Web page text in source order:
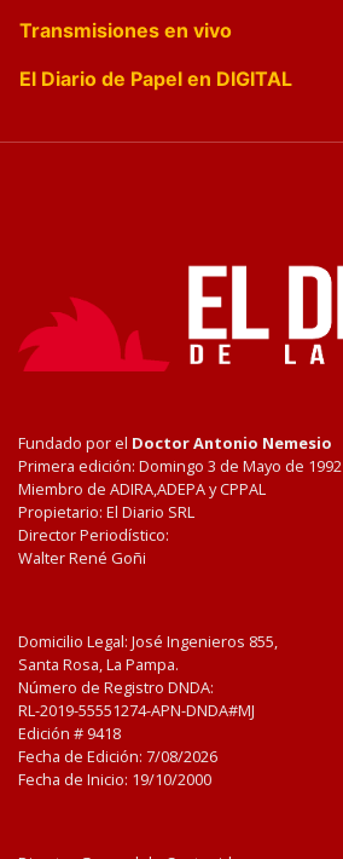
Transmisiones en vivo
El Diario de Papel en DIGITAL
Fundado por el Doctor Antonio Nemesio
Primera edición: Domingo 3 de Mayo de 1992
Miembro de ADIRA,ADEPA y CPPAL
Propietario: El Diario SRL
Director Periodístico:
Walter René Goñi
Domicilio Legal: José Ingenieros 855,
Santa Rosa, La Pampa.
Número de Registro DNDA:
RL-2019-55551274-APN-DNDA#MJ
Edición # 9418
Fecha de Edición: 7/08/2026
Fecha de Inicio: 19/10/2000